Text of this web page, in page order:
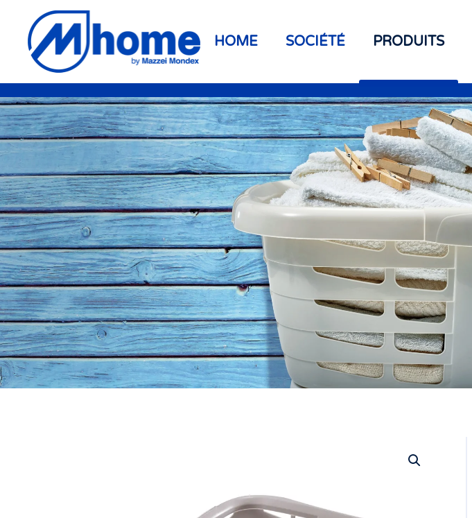
Skip to main content HOME SOCIÉTÉ PRODUITS